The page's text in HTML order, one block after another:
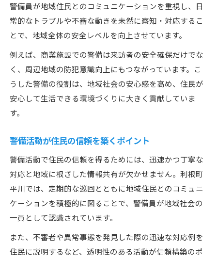
夜間警備の課題とその改善への取り組み
地域社会との連携が生む警備の力
警備と地域社会の連携が生む信頼関係
警備活動を支えるコミュニケーション術
警備と地域防犯活動の連携事例紹介
高齢社会に求められる警備の役割変化
警備が高齢者を支えるための取り組み
高齢者の安全確保と警備の工夫実例
警備技術の進化が高齢化に与える影響
警備業務と見守り活動の新たな融合
警備員が地域住民とのコミュニケーションを重視し、日
常的なトラブルや不審な動きを未然に察知・対応するこ
とで、地域全体の安全レベルを向上させています。
例えば、商業施設での警備は来訪者の安全確保だけでな
く、周辺地域の防犯意識向上にもつながっています。こ
うした警備の役割は、地域社会の安心感を高め、住民が
安心して生活できる環境づくりに大きく貢献していま
す。
警備活動が住民の信頼を築くポイント
警備活動で住民の信頼を得るためには、迅速かつ丁寧な
対応と地域に根ざした情報共有が欠かせません。利根町
平川では、定期的な巡回とともに地域住民とのコミュニ
ケーションを積極的に図ることで、警備員が地域社会の
一員として認識されています。
また、不審者や異常事態を発見した際の迅速な対応例を
住民に説明するなど、透明性のある活動が信頼構築のポ